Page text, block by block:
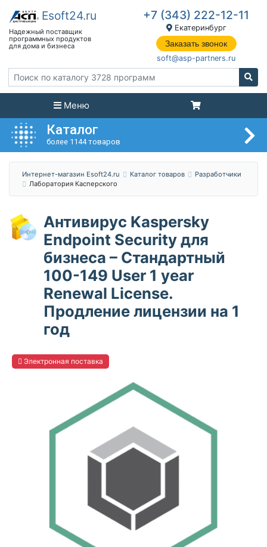
+7 (343) 222-12-11
Екатеринбург
Заказать звонок
soft@asp-partners.ru
Меню
Каталог
более 1144 товаров
Интернет-магазин Esoft24.ru Каталог товаров
Разработчики
Лаборатория Касперского
Антивирус Kaspersky
Endpoint Security для
бизнеса – Стандартный
100-149 User 1 year
Renewal License.
Продление лицензии на 1
год
Электронная поставка